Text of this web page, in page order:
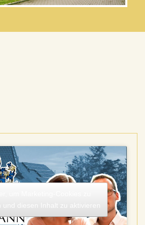
und diesen Inhalt zu aktivieren